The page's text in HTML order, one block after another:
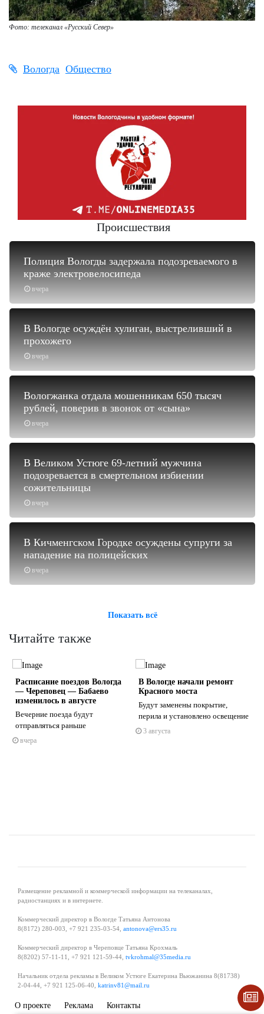
Фото: телеканал «Русский Север»
Вологда Общество
Происшествия
вчера
Полиция Вологды задержала подозреваемого в
краже электровелосипеда
вчера
В Вологде осуждён хулиган, выстреливший в
прохожего
вчера
Вологжанка отдала мошенникам 650 тысяч
рублей, поверив в звонок от «сына»
вчера
В Великом Устюге 69-летний мужчина
подозревается в смертельном избиении
сожительницы
вчера
В Кичменгском Городке осуждены супруги за
нападение на полицейских
Показать всё
Читайте также
Расписание поездов Вологда
— Череповец — Бабаево
изменилось в августе
Вечерние поезда будут
отправляться раньше
вчера
В Вологде начали ремонт
Красного моста
Будут заменены покрытие,
перила и установлено освещение
3 августа
Размещение рекламной и коммерческой информации на телеканалах,
радиостанциях и в интернете.
Коммерческий директор в Вологде Татьяна Антонова
8(8172) 280-003, +7 921 235-03-54, antonova@ers35.ru
Коммерческий директор в Череповце Татьяна Крохмаль
8(8202) 57-11-11, +7 921 121-59-44, tvkrohmal@35media.ru
Начальник отдела рекламы в Великом Устюге Екатерина Вьюжанина 8(81738)
2-04-44, +7 921 125-06-40, katrinv81@mail.ru
О проекте Реклама
Контакты